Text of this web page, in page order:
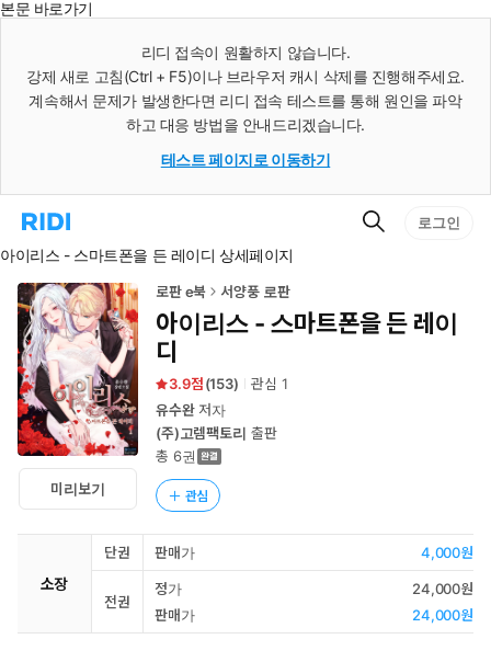
본문 바로가기
리디 접속이 원활하지 않습니다.
강제 새로 고침(Ctrl + F5)이나 브라우저 캐시 삭제를 진행해주세요.
계속해서 문제가 발생한다면 리디 접속 테스트를 통해 원인을 파악
하고 대응 방법을 안내드리겠습니다.
테스트 페이지로 이동하기
리
홈
로
이
동
검
로그인
아이리스 - 스마트폰을 든 레이디 상세페이지
미리보기
로판 e북 서양풍 로판
아이리스 - 스마트폰을 든 레이
디
3.9 (153) 관심 1
유수완저자
(주)고렘팩토리 출판
총 6권
관심
소장
단권 판매가 4,000원
전권
정가
24,000원
판매가
24,000원